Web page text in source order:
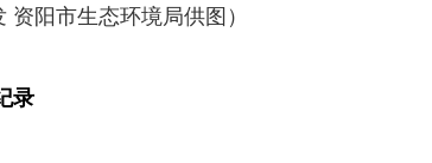
阳市生态环境局供图）
录